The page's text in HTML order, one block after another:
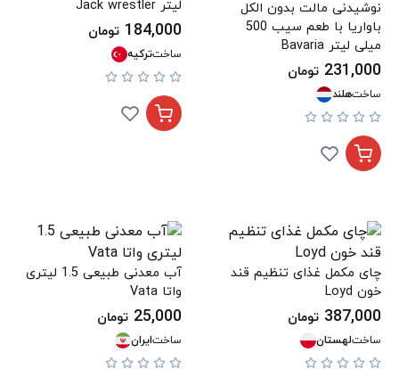
نوشیدنی مالت بدون الکل
باواریا با طعم سیب 500
میلی لیتر Bavaria
231,000 تومان
ساختهلند
لیتر Jack wrestler
184,000 تومان
ساختترکیه
چای مکمل غذای تنظیم قند
خون Loyd
387,000 تومان
ساختلهستان
آب معدنی طبیعی 1.5 لیتری
واتا Vata
25,000 تومان
ساختایران